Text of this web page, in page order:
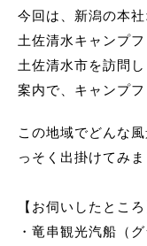
今回は、新潟の本
土佐清水キャンプ
土佐清水市を訪問
案内で、キャンプ
この地域でどんな
っそく出掛けてみま
【お伺いしたところ
・竜串観光汽船（